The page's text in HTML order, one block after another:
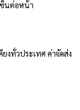
ซ็นต่อหน้า
ยงทั่วประเทศ ค่าจัดส่ง